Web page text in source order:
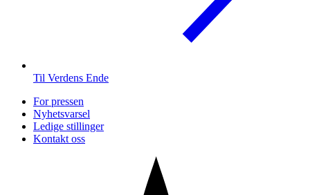
Til Verdens Ende
For pressen
Nyhetsvarsel
Ledige stillinger
Kontakt oss